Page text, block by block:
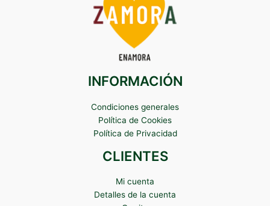
INFORMACIÓN
Condiciones generales
Política de Cookies
Política de Privacidad
CLIENTES
Mi cuenta
Detalles de la cuenta